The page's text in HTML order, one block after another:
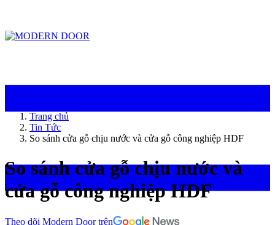
Trang chủ
Tin Tức
So sánh cửa gỗ chịu nước và cửa gỗ công nghiệp HDF
So sánh cửa gỗ chịu nước và
cửa gỗ công nghiệp HDF
Theo dõi Modern Door trên